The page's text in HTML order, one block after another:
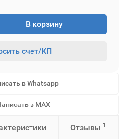
В корзину
счет/КП
в Whatsapp
в MAX
Отзывы 1